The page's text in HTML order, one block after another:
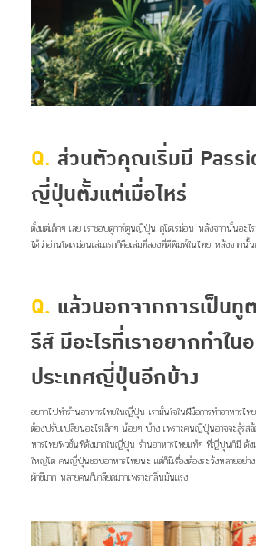
Q. ส่วนตัวคุณเริ่มมี
ญี่ปุ่นตั้งแต่เมื่อไหร่
ตั้งแต่เด็กๆ เลย เราชอบดูการ์ตูนญี่ปุ่น ดูโดเรม่อน หลังจากนั้นอ
ได้ว่าอ่านโดเรม่อนเล่มแรกก็คือเล่มที่สองที่ตีพิมพ์ในไทย หลังจากนั้น
Q. แล้วนอกจากการเป็น
รีส์ มีอะไรที่เราอยากทำใ
ประเทศญี่ปุ่นอีกบ้าง
อยากไปทำร้านอาหารไทยในญี่ปุ่น เรามั่นใจในฝีมือการทำอาหารไ
ต้องปรับเปลี่ยนอะไรเล็กๆ น้อยๆ บ้าง เพราะคนญี่ปุ่นอาจจะสู้รสจัด
หารไทยฟิวชั่นที่ดังมากในญี่ปุ่น ร้านอาหารไทยแท้ๆ ที่ญี่ปุ่นก็มี ดัง
ใหญ่โต คนญี่ปุ่นชอบอาหารไทยนะ แต่ก็มีเรื่องต้องระวังหลายอ
ผักชีมาก หลายคนก็เกลียดมากเพราะกลิ่นมันแรง